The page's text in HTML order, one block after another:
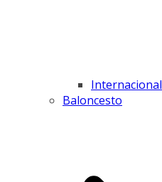
Internacional
Baloncesto